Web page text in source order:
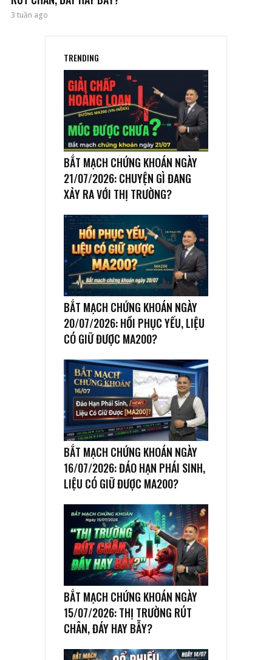
3 tuần ago
TRENDING
BẮT MẠCH CHỨNG KHOÁN NGÀY
21/07/2026: CHUYỆN GÌ ĐANG
XẢY RA VỚI THỊ TRƯỜNG?
BẮT MẠCH CHỨNG KHOÁN NGÀY
20/07/2026: HỒI PHỤC YẾU, LIỆU
CÓ GIỮ ĐƯỢC MA200?
BẮT MẠCH CHỨNG KHOÁN NGÀY
16/07/2026: ĐÁO HẠN PHÁI SINH,
LIỆU CÓ GIỮ ĐƯỢC MA200?
BẮT MẠCH CHỨNG KHOÁN NGÀY
15/07/2026: THỊ TRƯỜNG RÚT
CHÂN, ĐÁY HAY BẪY?